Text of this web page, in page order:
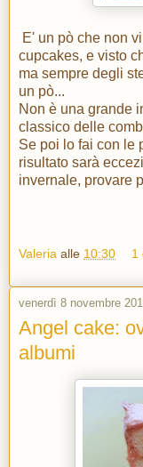
E' un pò che non
cupcakes, e visto
ma sempre degli
un pò...
Non è una grande
classico delle
Se poi lo fai con le
risultato sarà
invernale, provare
Valeria alle 10:30 1
venerdì 8 novembre
Angel cake:
albumi